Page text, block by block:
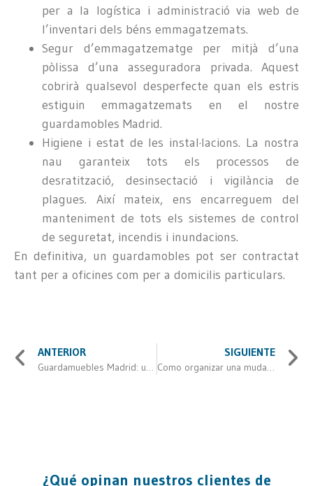
per a la logística i administració via web de
l’inventari dels béns emmagatzemats.
Segur d’emmagatzematge per mitjà d’una
pòlissa d’una asseguradora privada. Aquest
cobrirà qualsevol desperfecte quan els estris
estiguin emmagatzemats en el nostre
guardamobles Madrid.
Higiene i estat de les instal·lacions. La nostra
nau garanteix tots els processos de
desratització, desinsectació i vigilància de
plagues. Així mateix, ens encarreguem del
manteniment de tots els sistemes de control
de seguretat, incendis i inundacions.
En definitiva, un guardamobles pot ser contractat
tant per a oficines com per a domicilis particulars.
ANTERIOR
Guardamuebles Madrid: un servicio adicional
SIGUIENTE
Como organizar una mudanza
¿Qué opinan nuestros clientes de